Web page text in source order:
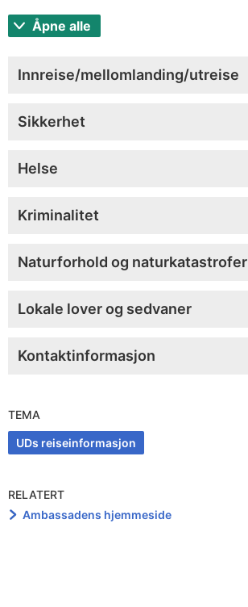
Åpne alle
Innreise/mellomlanding/utreise
Sikkerhet
Helse
Kriminalitet
Naturforhold og naturkatastrofer
Lokale lover og sedvaner
Kontaktinformasjon
TEMA
UDs reiseinformasjon
RELATERT
Ambassadens hjemmeside